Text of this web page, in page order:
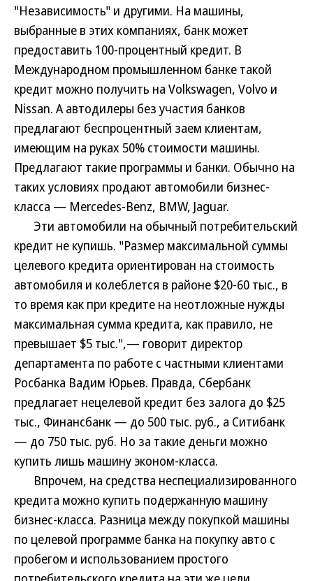
"Независимость" и другими. На машины,
выбранные в этих компаниях, банк может
предоставить 100-процентный кредит. В
Международном промышленном банке такой
кредит можно получить на Volkswagen, Volvo и
Nissan. А автодилеры без участия банков
предлагают беспроцентный заем клиентам,
имеющим на руках 50% стоимости машины.
Предлагают такие программы и банки. Обычно на
таких условиях продают автомобили бизнес-
класса — Mercedes-Benz, BMW, Jaguar.
Эти автомобили на обычный потребительский
кредит не купишь. "Размер максимальной суммы
целевого кредита ориентирован на стоимость
автомобиля и колеблется в районе $20-60 тыс., в
то время как при кредите на неотложные нужды
максимальная сумма кредита, как правило, не
превышает $5 тыс.",— говорит директор
департамента по работе с частными клиентами
Росбанка Вадим Юрьев. Правда, Сбербанк
предлагает нецелевой кредит без залога до $25
тыс., Финансбанк — до 500 тыс. руб., а Ситибанк
— до 750 тыс. руб. Но за такие деньги можно
купить лишь машину эконом-класса.
Впрочем, на средства неспециализированного
кредита можно купить подержанную машину
бизнес-класса. Разница между покупкой машины
по целевой программе банка на покупку авто с
пробегом и использованием простого